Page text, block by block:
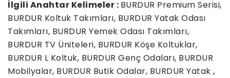
İlgili Anahtar Kelimeler : BURDUR Premium Serisi,
BURDUR Koltuk Takımları, BURDUR Yatak Odası
Takımları, BURDUR Yemek Odası Takımları,
BURDUR TV Üniteleri, BURDUR Köşe Koltuklar,
BURDUR L Koltuk, BURDUR Genç Odaları, BURDUR
Mobilyalar, BURDUR Butik Odalar, BURDUR Yatak ,